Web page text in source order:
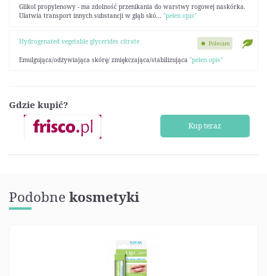
Glikol propylenowy - ma zdolność przenikania do warstwy rogowej naskórka.
Ułatwia transport innych substancji w głąb skó... "pełen opis"
Hydrogenated vegetable glycerides citrate
Emulgująca/odżywiająca skórę/ zmiękczająca/stabilizująca "pełen opis"
Polecam
Gdzie kupić?
Kup teraz
Podobne kosmetyki